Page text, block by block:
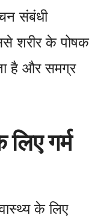
संबंधी
शरीर के पोषक
है और समग्र
गर्म
के लिए